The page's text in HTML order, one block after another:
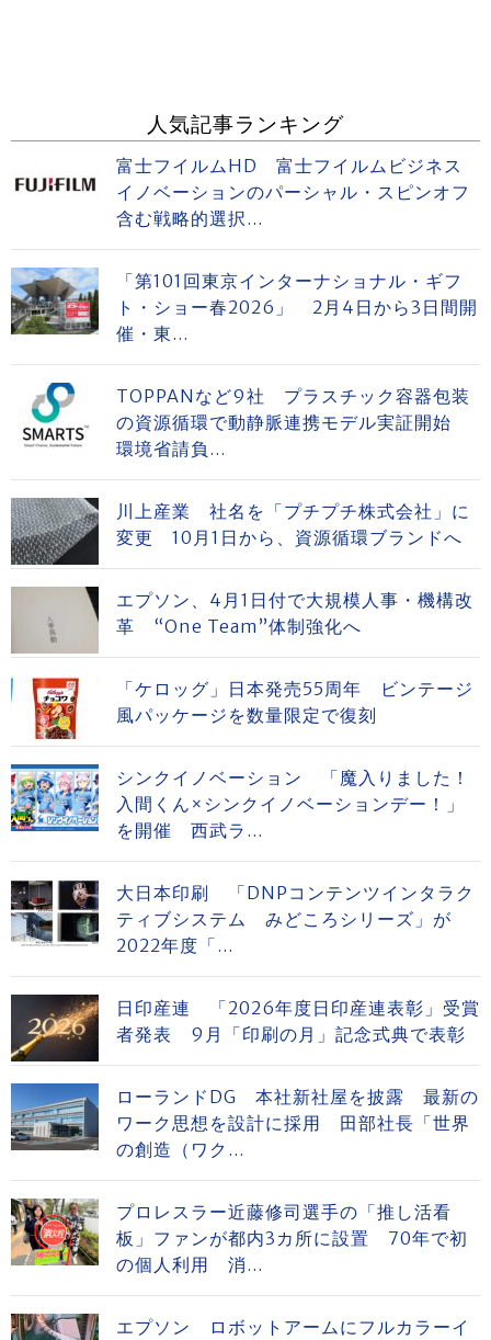
人気記事ランキング
富士フイルムHD 富士フイルムビジネス
イノベーションのパーシャル・スピンオフ
含む戦略的選択...
「第101回東京インターナショナル・ギフ
ト・ショー春2026」 2月4日から3日間開
催・東...
TOPPANなど9社 プラスチック容器包装
の資源循環で動静脈連携モデル実証開始
環境省請負...
川上産業 社名を「プチプチ株式会社」に
変更 10月1日から、資源循環ブランドへ
エプソン、4月1日付で大規模人事・機構改
革 “One Team”体制強化へ
「ケロッグ」日本発売55周年 ビンテージ
風パッケージを数量限定で復刻
シンクイノベーション 「魔入りました！
入間くん×シンクイノベーションデー！」
を開催 西武ラ...
大日本印刷 「DNPコンテンツインタラク
ティブシステム みどころシリーズ」が
2022年度「...
日印産連 「2026年度日印産連表彰」受賞
者発表 9月「印刷の月」記念式典で表彰
ローランドDG 本社新社屋を披露 最新の
ワーク思想を設計に採用 田部社長「世界
の創造（ワク...
プロレスラー近藤修司選手の「推し活看
板」ファンが都内3カ所に設置 70年で初
の個人利用 消...
エプソン ロボットアームにフルカラーイ